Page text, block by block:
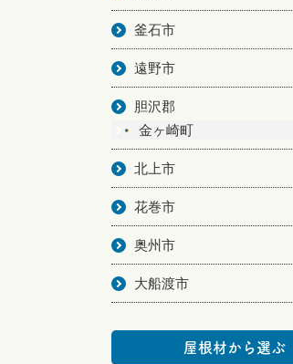
釜石市
遠野市
胆沢郡
金ヶ崎町
北上市
花巻市
奥州市
大船渡市
屋根材から選ぶ